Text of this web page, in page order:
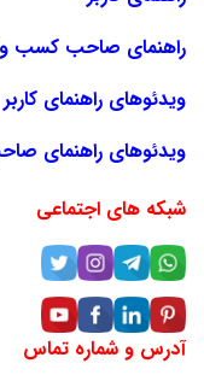
راهنمای صاحب کسب و
ویدئوهای راهنمای کاربر
ویدئوهای راهنمای
شبکه های اجتماعی
آدرس و شماره تماس